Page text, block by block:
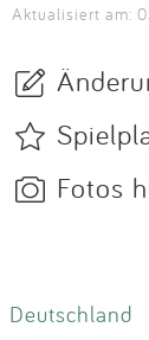
Aktualisiert am:
Fotos
Deutschland